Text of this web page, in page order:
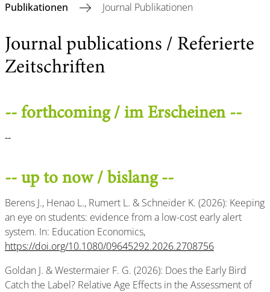
Publikationen
Journal Publikationen
Journal publications / Referierte
Zeitschriften
-- forthcoming / im Erscheinen --
--
-- up to now / bislang --
Berens J., Henao L., Rumert L. & Schneider K. (2026): Keeping
an eye on students: evidence from a low-cost early alert
system. In: Education Economics,
https://doi.org/10.1080/09645292.2026.2708756
Goldan J. & Westermaier F. G. (2026): Does the Early Bird
Catch the Label? Relative Age Effects in the Assessment of